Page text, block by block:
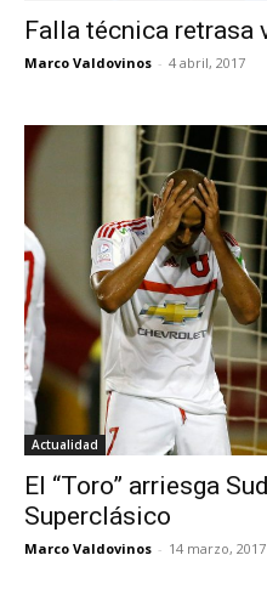
Falla técnica retrasa
Marco Valdovinos - 4 abril, 2017
Actualidad
El “Toro” arriesga
Superclásico
Marco Valdovinos - 14 marzo, 2017